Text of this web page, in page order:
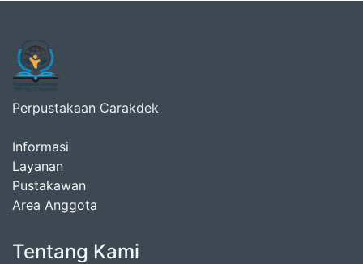
Perpustakaan Carakdek
Informasi
Layanan
Pustakawan
Area Anggota
Tentang Kami